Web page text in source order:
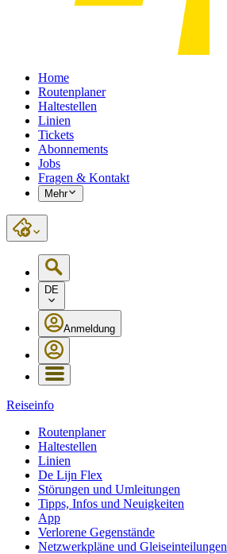
Home
Routenplaner
Haltestellen
Linien
Tickets
Abonnements
Jobs
Fragen & Kontakt
Mehr
DE
Anmeldung
Reiseinfo
Routenplaner
Haltestellen
Linien
De Lijn Flex
Störungen und Umleitungen
Tipps, Infos und Neuigkeiten
App
Verlorene Gegenstände
Netzwerkpläne und Gleiseinteilungen